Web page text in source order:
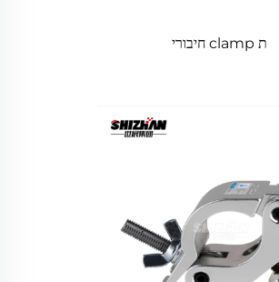
ת clamp חיבורי